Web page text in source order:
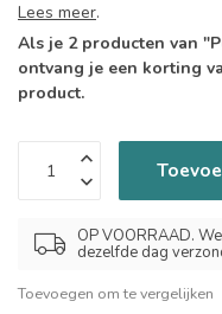
Lees meer.
Als je 2 producten van
ontvang je een korting
product.
OP VOORRAAD.
dezelfde dag
Toevoegen om te vergelijken